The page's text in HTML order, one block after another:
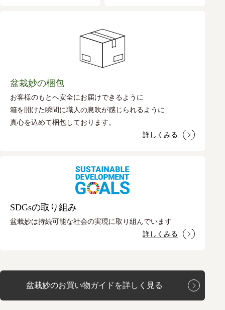
盆栽妙の梱包
お客様のもとへ安全にお届けできるように
箱を開けた瞬間に職人の息吹が感じられるように
真心を込めて梱包しております。
詳しくみる
SDGsの取り組み
盆栽妙は持続可能な社会の実現に取り組んでいます
詳しくみる
盆栽妙のお買い物ガイドを詳しく見る